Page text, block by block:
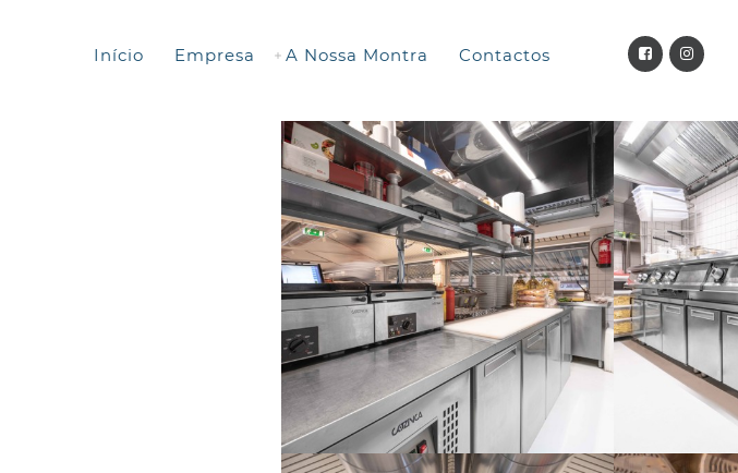
Início Empresa A Nossa Montra Contactos